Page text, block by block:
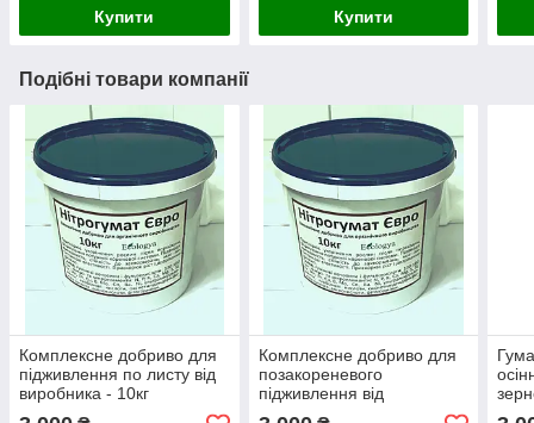
Купити Купити
Подібні товари компанії
Комплексне добриво для
підживлення по листу від
виробника - 10кг
Комплексне добриво для
позакореневого
підживлення від